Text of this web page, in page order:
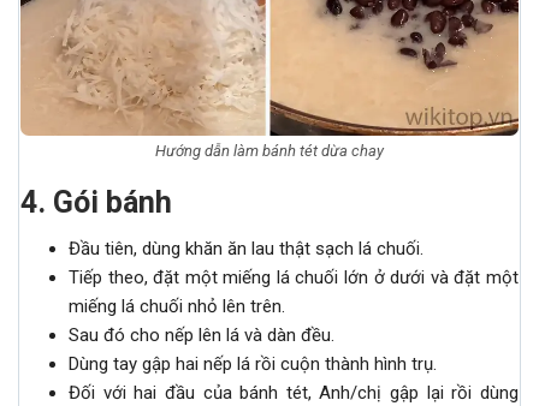
Hướng dẫn làm bánh tét dừa chay
4. Gói bánh
Đầu tiên, dùng khăn ăn lau thật sạch lá chuối.
Tiếp theo, đặt một miếng lá chuối lớn ở dưới và đặt một
miếng lá chuối nhỏ lên trên.
Sau đó cho nếp lên lá và dàn đều.
Dùng tay gập hai nếp lá rồi cuộn thành hình trụ.
Đối với hai đầu của bánh tét, Anh/chị gập lại rồi dùng